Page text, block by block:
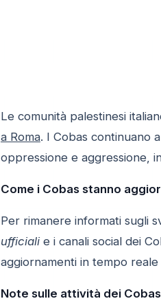
Le comunità palestinesi
a Roma. I Cobas continuano
oppressione e aggressione,
Come i Cobas stanno
Per rimanere informati sugli
ufficialie i canali social dei
aggiornamenti in tempo reale
Note sulle attività dei